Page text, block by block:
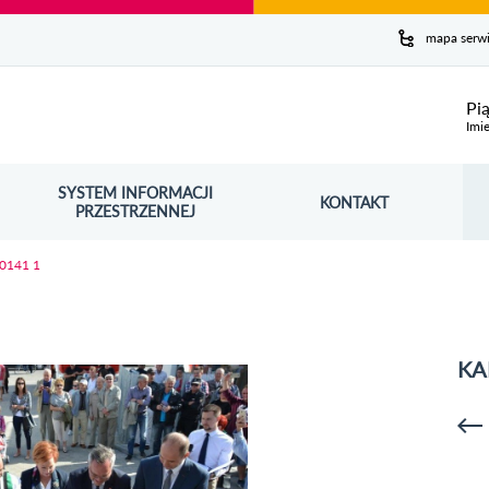
mapa
SYSTEM INFORMACJI
PRZESTRZENNEJ
OTWORZY SIĘ W NOWYM OKNIE KONTAKT
1